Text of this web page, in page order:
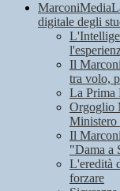
digitale degli
Il
tra volo,
La Prima
Orgoglio
Ministero
Il
"Dama a
L'eredità
forzare